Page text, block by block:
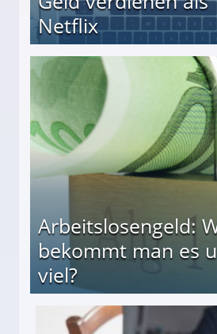
Netflix
Arbeitslosengeld:
bekommt man es
viel?